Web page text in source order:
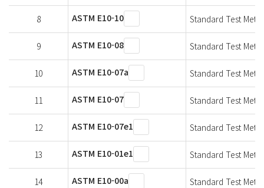
8 ASTM E10-10 Standard Test
9 ASTM E10-08 Standard Test
10 ASTM E10-07a Standard Test
11 ASTM E10-07 Standard Test
12 ASTM E10-07e1 Standard Test
13 ASTM E10-01e1 Standard Test
14 ASTM E10-00a Standard Test